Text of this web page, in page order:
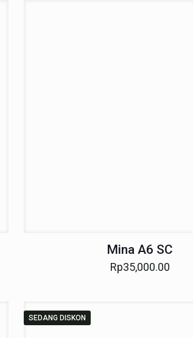
Mina A6 SC
Rp35,000.00
SEDANG DISKON